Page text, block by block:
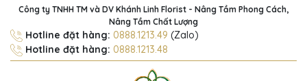
Công ty TNHH TM và DV Khánh Linh Florist - Nâng Tầm Phong Cách,
Nâng Tầm Chất Lượng
Hotline đặt hàng: 0888.1213.49 (Zalo)
Hotline đặt hàng: 0888.1213.48